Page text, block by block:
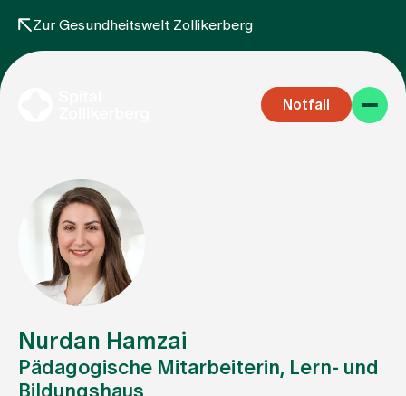
Zur Gesundheitswelt Zollikerberg
Notfall
Fachbereiche
Aufenthalt
Nurdan Hamzai
Pädagogische Mitarbeiterin, Lern- und
Bildungshaus